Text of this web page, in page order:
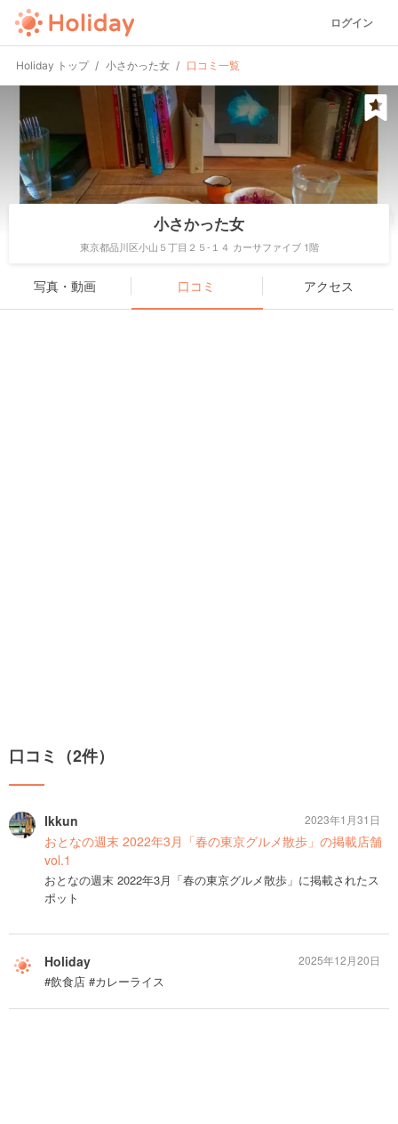
ログイン
Holiday トップ 小さかった女 口コミ一覧
小さかった女
東京都品川区小山５丁目２５-１４ カーサファイブ 1階
写真・動画 口コミ アクセス
口コミ（2件）
Ikkun
おとなの週末 2022年3月「春の東京グルメ散歩」の掲載店舗
vol.1
おとなの週末 2022年3月「春の東京グルメ散歩」に掲載されたス
ポット
2023年1月31日
Holiday
#飲食店 #カレーライス
2025年12月20日